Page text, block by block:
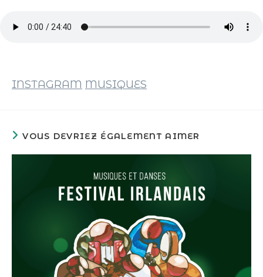
INSTAGRAM MUSIQUES
VOUS DEVRIEZ ÉGALEMENT AIMER